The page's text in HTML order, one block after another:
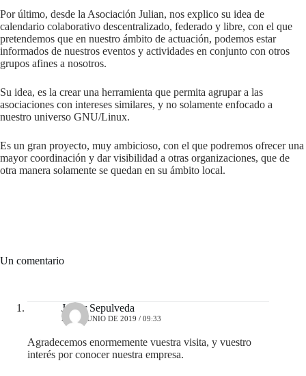
Por último, desde la Asociación Julian, nos explico su idea de
calendario colaborativo descentralizado, federado y libre, con el que
pretendemos que en nuestro ámbito de actuación, podemos estar
informados de nuestros eventos y actividades en conjunto con otros
grupos afines a nosotros.
Su idea, es la crear una herramienta que permita agrupar a las
asociaciones con intereses similares, y no solamente enfocado a
nuestro universo GNU/Linux.
Es un gran proyecto, muy ambicioso, con el que podremos ofrecer una
mayor coordinación y dar visibilidad a otras organizaciones, que de
otra manera solamente se quedan en su ámbito local.
Un comentario
Javier Sepulveda
25 DE JUNIO DE 2019 / 09:33
Agradecemos enormemente vuestra visita, y vuestro
interés por conocer nuestra empresa.